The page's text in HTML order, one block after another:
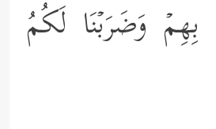
وَضَرَبۡنَا لَكُمُ